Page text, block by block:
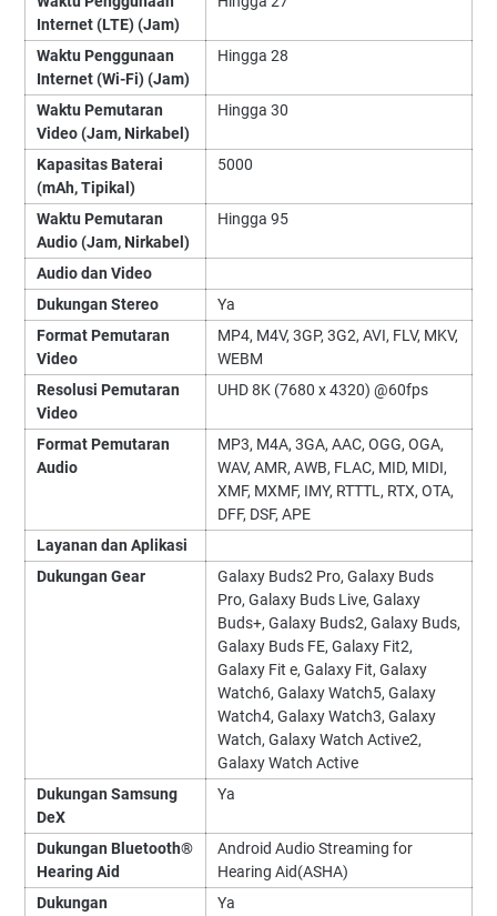
Internet (LTE) (Jam)
Waktu Penggunaan
Internet (Wi-Fi) (Jam)
Hingga 28
Waktu Pemutaran
Video (Jam, Nirkabel)
Hingga 30
Kapasitas Baterai
(mAh, Tipikal)
5000
Waktu Pemutaran
Audio (Jam, Nirkabel)
Hingga 95
Audio dan Video
Dukungan Stereo
Ya
Format Pemutaran
Video
MP4, M4V, 3GP, 3G2, AVI, FLV, MKV,
WEBM
Resolusi Pemutaran
Video
UHD 8K (7680 x 4320) @60fps
Format Pemutaran
Audio
MP3, M4A, 3GA, AAC, OGG, OGA,
WAV, AMR, AWB, FLAC, MID, MIDI,
XMF, MXMF, IMY, RTTTL, RTX, OTA,
DFF, DSF, APE
Layanan dan Aplikasi
Dukungan Gear
Galaxy Buds2 Pro, Galaxy Buds
Pro, Galaxy Buds Live, Galaxy
Buds+, Galaxy Buds2, Galaxy Buds,
Galaxy Buds FE, Galaxy Fit2,
Galaxy Fit e, Galaxy Fit, Galaxy
Watch6, Galaxy Watch5, Galaxy
Watch4, Galaxy Watch3, Galaxy
Watch, Galaxy Watch Active2,
Galaxy Watch Active
Dukungan Samsung
DeX
Ya
Dukungan Bluetooth®
Hearing Aid
Android Audio Streaming for
Hearing Aid(ASHA)
Dukungan
Ya